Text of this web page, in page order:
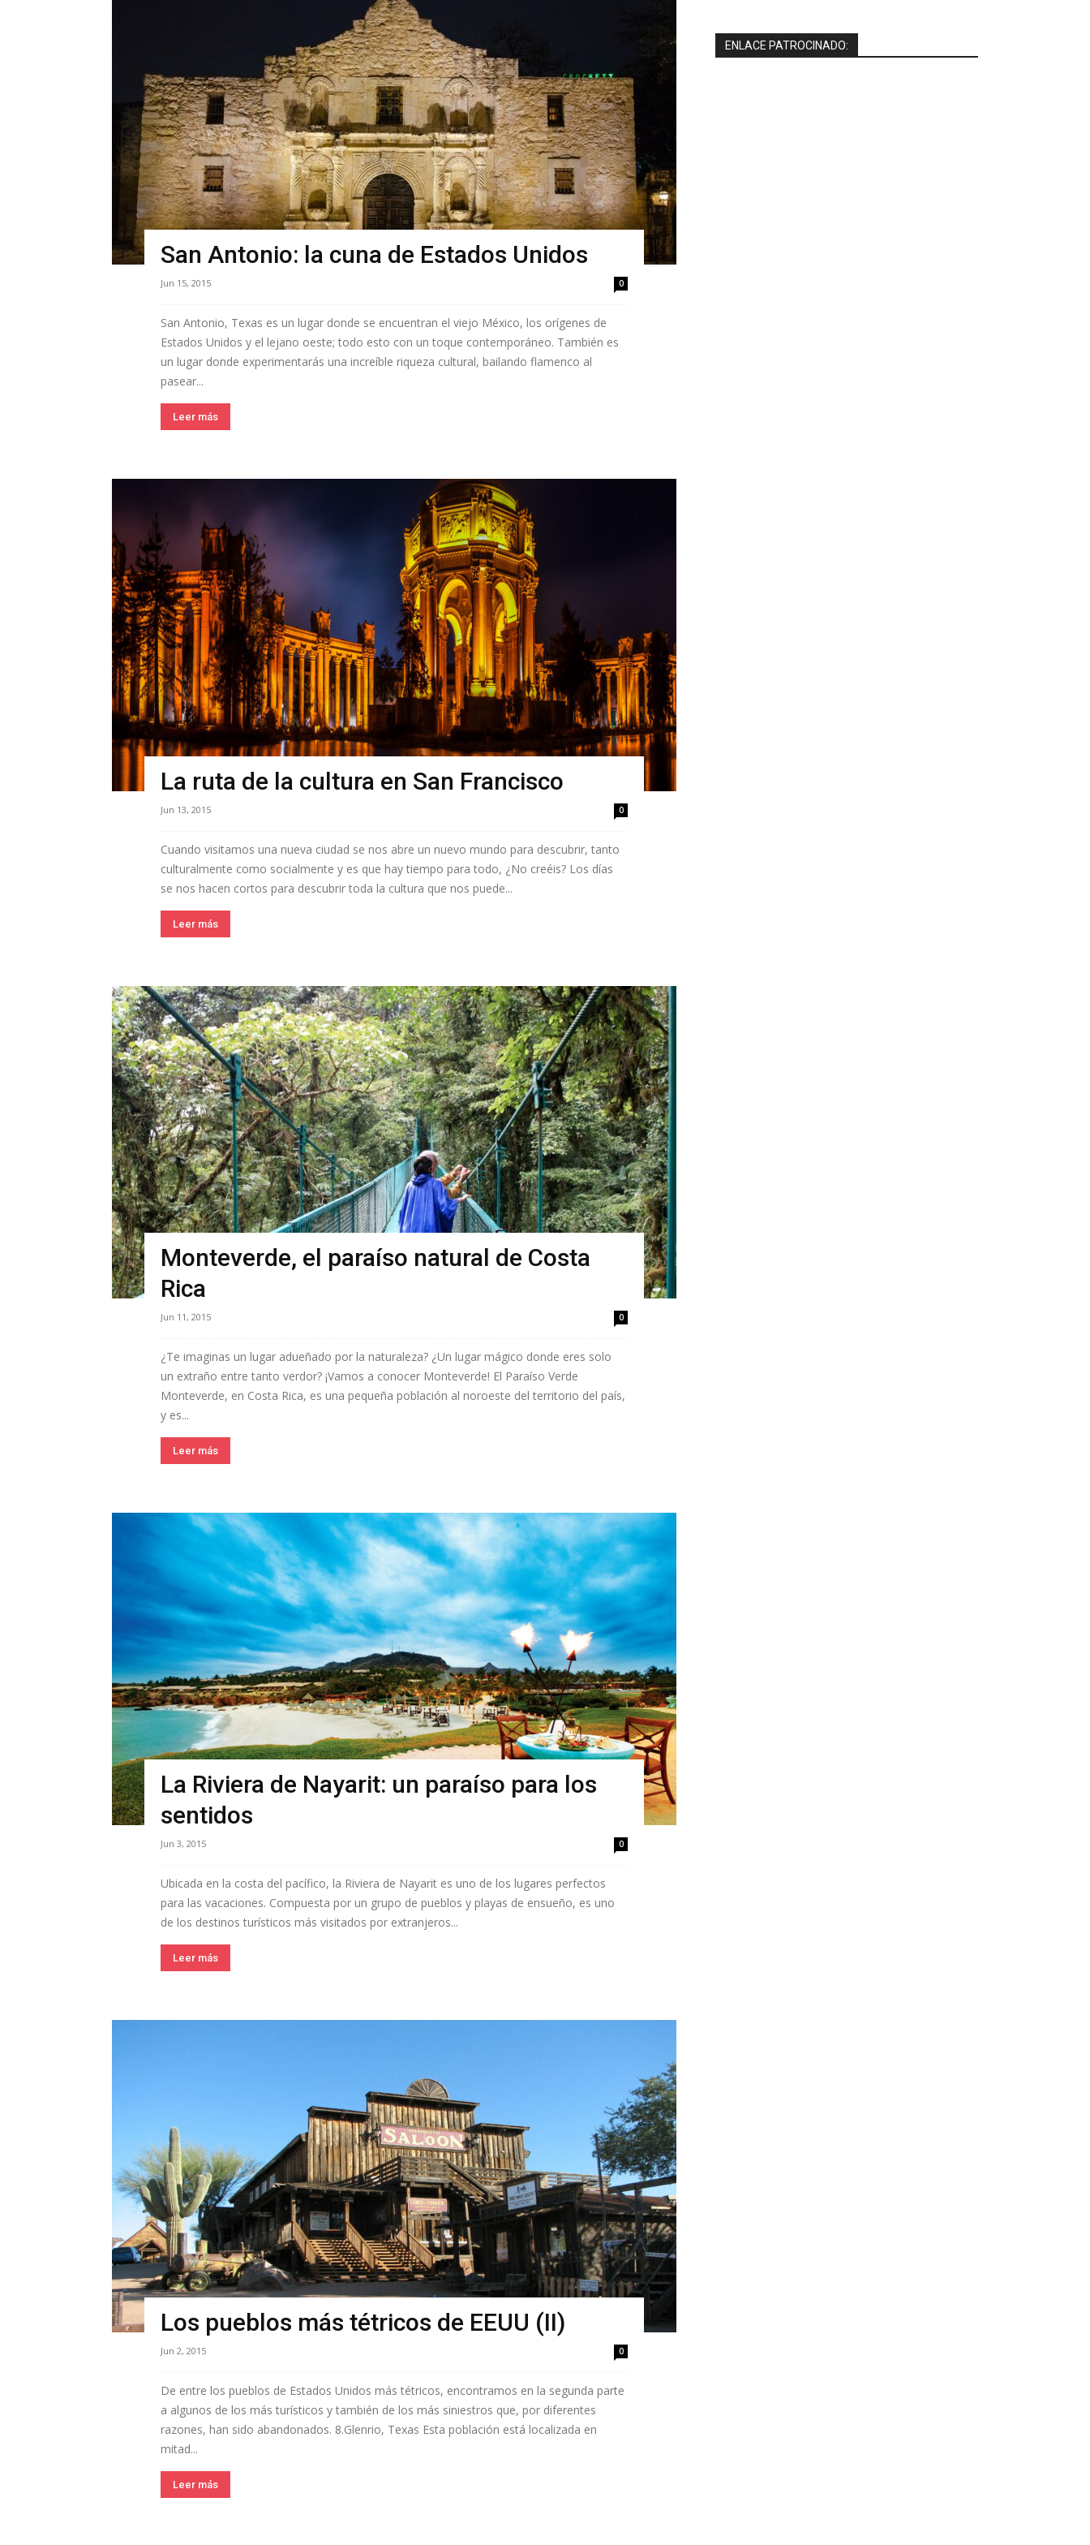
San Antonio: la cuna de Estados Unidos
Jun 15, 2015 0
San Antonio, Texas es un lugar donde se encuentran el viejo México, los orígenes de
Estados Unidos y el lejano oeste; todo esto con un toque contemporáneo. También es
un lugar donde experimentarás una increíble riqueza cultural, bailando flamenco al
pasear...
Leer más
La ruta de la cultura en San Francisco
Jun 13, 2015 0
Cuando visitamos una nueva ciudad se nos abre un nuevo mundo para descubrir, tanto
culturalmente como socialmente y es que hay tiempo para todo, ¿No creéis? Los días
se nos hacen cortos para descubrir toda la cultura que nos puede...
Leer más
Monteverde, el paraíso natural de Costa
Rica
Jun 11, 2015 0
¿Te imaginas un lugar adueñado por la naturaleza? ¿Un lugar mágico donde eres solo
un extraño entre tanto verdor? ¡Vamos a conocer Monteverde! El Paraíso Verde
Monteverde, en Costa Rica, es una pequeña población al noroeste del territorio del país,
y es...
Leer más
La Riviera de Nayarit: un paraíso para los
sentidos
Jun 3, 2015 0
Ubicada en la costa del pacífico, la Riviera de Nayarit es uno de los lugares perfectos
para las vacaciones. Compuesta por un grupo de pueblos y playas de ensueño, es uno
de los destinos turísticos más visitados por extranjeros...
Leer más
Los pueblos más tétricos de EEUU (II)
Jun 2, 2015 0
De entre los pueblos de Estados Unidos más tétricos, encontramos en la segunda parte
a algunos de los más turísticos y también de los más siniestros que, por diferentes
razones, han sido abandonados. 8.Glenrio, Texas Esta población está localizada en
mitad...
Leer más
ENLACE PATROCINADO: